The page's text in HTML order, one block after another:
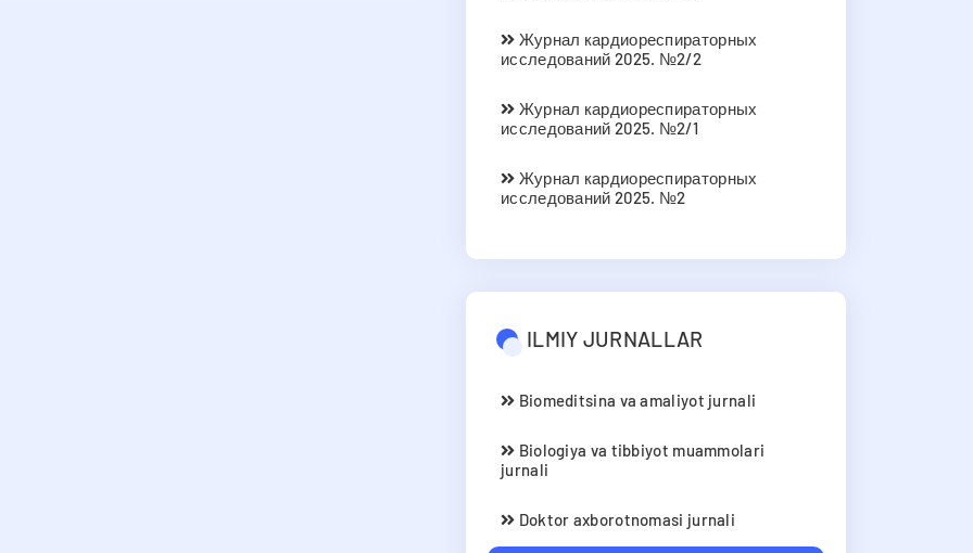
Журнал кардиореспираторных
исследований 2025. №2/2
Журнал кардиореспираторных
исследований 2025. №2/1
Журнал кардиореспираторных
исследований 2025. №2
ILMIY JURNALLAR
Biomeditsina va amaliyot jurnali
Biologiya va tibbiyot muammolari
jurnali
Doktor axborotnomasi jurnali